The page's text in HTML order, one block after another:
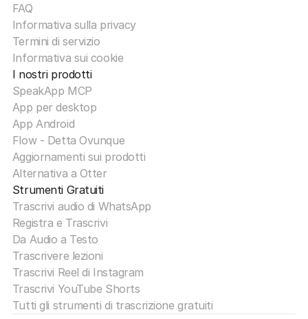
FAQ
Informativa sulla privacy
Termini di servizio
Informativa sui cookie
I nostri prodotti
SpeakApp MCP
App per desktop
App Android
Flow - Detta Ovunque
Aggiornamenti sui prodotti
Alternativa a Otter
Strumenti Gratuiti
Trascrivi audio di WhatsApp
Registra e Trascrivi
Da Audio a Testo
Trascrivere lezioni
Trascrivi Reel di Instagram
Trascrivi YouTube Shorts
Tutti gli strumenti di trascrizione gratuiti